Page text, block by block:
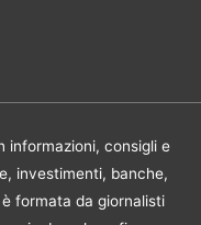
informazioni, consigli e
investimenti, banche,
formata da giornalisti